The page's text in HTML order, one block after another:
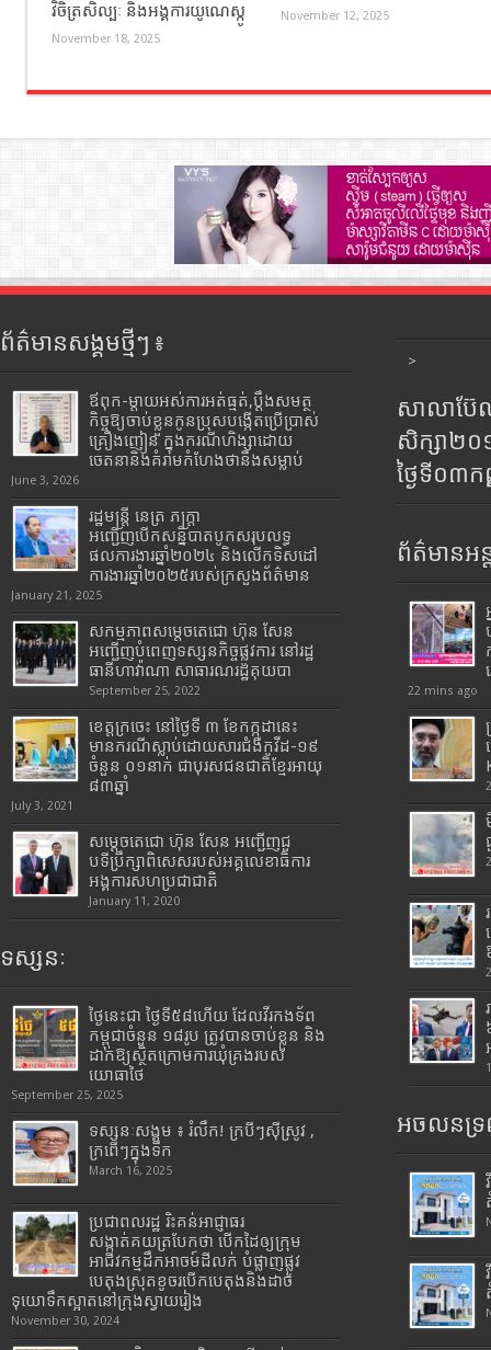
វិចិត្រសិល្បៈ និងអង្គការយូណេស្កូ
November 18, 2025
November 12, 2025
ព័ត៌មានសង្គមថ្មីៗ ៖
ឪពុក-ម្ដាយអស់ការអត់ធ្មត់,ប្ដឹងសមត្ថ
កិច្ចឱ្យចាប់ខ្លួនកូនប្រុសបង្កើតប្រើប្រាស់
គ្រឿងញៀន ក្នុងករណីហិង្សាដោយ
ចេតនានិងគំរាមកំហែងថានឹងសម្លាប់
June 3, 2026
រដ្ឋមន្រ្តី​ នេត្រ​ ភក្ត្រា​
អញ្ជើញបើកសន្និបាតបូកសរុបលទ្ធ
ផលការងារឆ្នាំ២០២៤ និងលើកទិសដៅ
ការងារឆ្នាំ២០២៥របស់​ក្រសួង​ព័ត៌មាន​
January 21, 2025
សកម្មភាពសម្តេចតេជោ ហ៊ុន សែន
អញ្ជើញបំពេញទស្សនកិច្ចផ្លូវការ នៅរដ្ឋ
ធានីហាវ៉ាណា សាធារណរដ្ឋគុយបា
September 25, 2022
ខេត្តក្រចេះ នៅថ្ងៃទី ៣ ខែកក្កដានេះ
មានករណីស្លាប់ដោយសារជំងឺកូវីដ-១៩
ចំនួន ០១នាក់ ជាបុរសជនជាតិខ្មែរអាយុ
៨៣ឆ្នាំ
July 3, 2021
សម្តេចតេជោ ហ៊ុន សែន អញ្ជើញជួ
បទីប្រឹក្សាពិសេសរបស់អគ្គលេខាធិការ
អង្គការសហប្រជាជាតិ
January 11, 2020
ទស្សនៈ
ថ្ងៃនេះជា ថ្ងៃទី៥៨ហើយ ដែលវីរកងទ័ព
កម្ពុជាចំនួន ១៨រូប ត្រូវបានចាប់ខ្លួន និង
ដាក់ឱ្យស្ថិតក្រោមការឃុំគ្រងរបស់
យោធាថៃ
September 25, 2025
ទស្សនៈសង្គម ៖ រំលឹក! ក្របីៗស៊ីស្រូវ ,
ក្រពើៗក្នុងទឹក
March 16, 2025
ប្រជាពលរដ្ឋ រិះគន់អាជ្ញាធរ
សង្កាត់គយត្របែកថា បើកដៃឲ្យក្រុម
អាជីវកម្មដឹកអាចម៍ដីលក់ បំផ្លាញផ្លូវ
បេតុងស្រុតខូចរបើកបេតុងនិងដាច់
ទុយោទឹកស្អាតនៅក្រុងស្វាយរៀង
November 30, 2024
>
សាលាប៊ែ
សិក្សា២
ថ្ងៃទី០៣
ព័ត៌មានអន្
22 mins ago
អចលនទ្រ